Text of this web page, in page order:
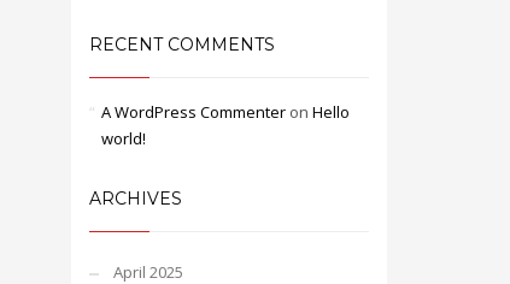
RECENT COMMENTS
A WordPress Commenteron Hello
world!
ARCHIVES
April 2025